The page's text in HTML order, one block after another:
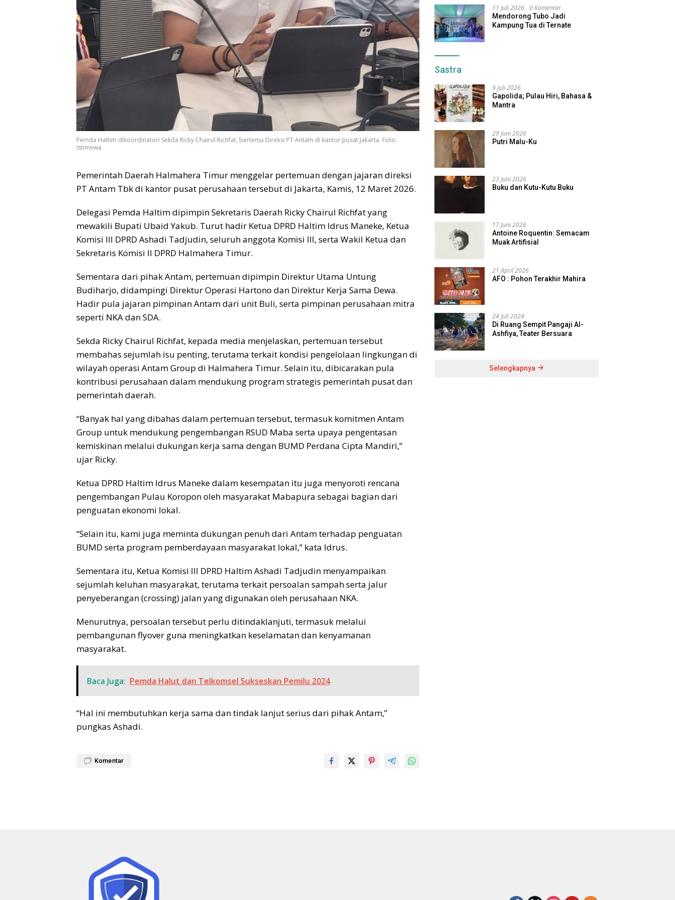
Pemda Haltim dikoordinatori Sekda Ricky Chairul Richfat, bertemu Direksi PT Antam di kantor pusat Jakarta. Foto:
Istimewa
Pemerintah Daerah Halmahera Timur menggelar pertemuan dengan jajaran direksi
PT Antam Tbk di kantor pusat perusahaan tersebut di Jakarta, Kamis, 12 Maret 2026.
Delegasi Pemda Haltim dipimpin Sekretaris Daerah Ricky Chairul Richfat yang
mewakili Bupati Ubaid Yakub. Turut hadir Ketua DPRD Haltim Idrus Maneke, Ketua
Komisi III DPRD Ashadi Tadjudin, seluruh anggota Komisi III, serta Wakil Ketua dan
Sekretaris Komisi II DPRD Halmahera Timur.
Sementara dari pihak Antam, pertemuan dipimpin Direktur Utama Untung
Budiharjo, didampingi Direktur Operasi Hartono dan Direktur Kerja Sama Dewa.
Hadir pula jajaran pimpinan Antam dari unit Buli, serta pimpinan perusahaan mitra
seperti NKA dan SDA.
Sekda Ricky Chairul Richfat, kepada media menjelaskan, pertemuan tersebut
membahas sejumlah isu penting, terutama terkait kondisi pengelolaan lingkungan di
wilayah operasi Antam Group di Halmahera Timur. Selain itu, dibicarakan pula
kontribusi perusahaan dalam mendukung program strategis pemerintah pusat dan
pemerintah daerah.
“Banyak hal yang dibahas dalam pertemuan tersebut, termasuk komitmen Antam
Group untuk mendukung pengembangan RSUD Maba serta upaya pengentasan
kemiskinan melalui dukungan kerja sama dengan BUMD Perdana Cipta Mandiri,”
ujar Ricky.
Ketua DPRD Haltim Idrus Maneke dalam kesempatan itu juga menyoroti rencana
pengembangan Pulau Koropon oleh masyarakat Mabapura sebagai bagian dari
penguatan ekonomi lokal.
“Selain itu, kami juga meminta dukungan penuh dari Antam terhadap penguatan
BUMD serta program pemberdayaan masyarakat lokal,” kata Idrus.
Sementara itu, Ketua Komisi III DPRD Haltim Ashadi Tadjudin menyampaikan
sejumlah keluhan masyarakat, terutama terkait persoalan sampah serta jalur
penyeberangan (crossing) jalan yang digunakan oleh perusahaan NKA.
Menurutnya, persoalan tersebut perlu ditindaklanjuti, termasuk melalui
pembangunan flyover guna meningkatkan keselamatan dan kenyamanan
masyarakat.
Baca Juga: Pemda Halut dan Telkomsel Sukseskan Pemilu 2024
“Hal ini membutuhkan kerja sama dan tindak lanjut serius dari pihak Antam,”
pungkas Ashadi.
Komentar
11 Juli 2026 0 Komentar
Mendorong Tubo Jadi
Kampung Tua di Ternate
Sastra
9 Juli 2026
Gapolida; Pulau Hiri, Bahasa &
Mantra
29 Juni 2026
Putri Malu-Ku
23 Juni 2026
Buku dan Kutu-Kutu Buku
17 Juni 2026
Antoine Roquentin: Semacam
Muak Artifisial
21 April 2026
AFO : Pohon Terakhir Mahira
24 Juli 2024
Di Ruang Sempit Pangaji Al-
Ashfiya, Teater Bersuara
Selengkapnya